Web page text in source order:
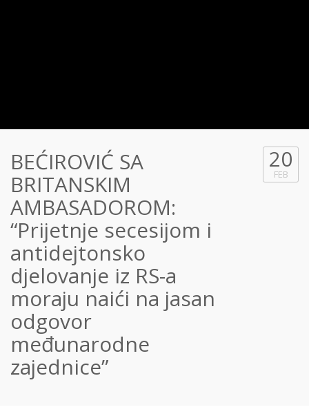
BEĆIROVIĆ SA
BRITANSKIM
AMBASADOROM:
“Prijetnje secesijom i
antidejtonsko
djelovanje iz RS-a
moraju naići na jasan
odgovor
međunarodne
zajednice”
20
FEB